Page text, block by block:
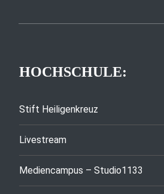
HOCHSCHULE:
Stift Heiligenkreuz
Livestream
Mediencampus – Studio1133